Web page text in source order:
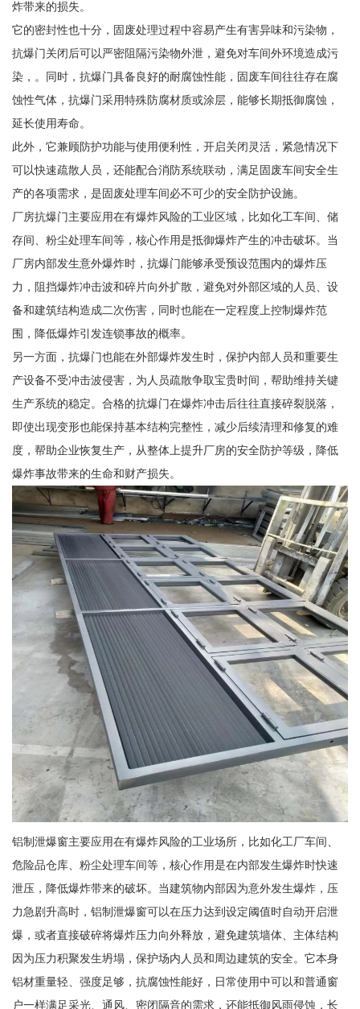
炸带来的损失。
它的密封性也十分，固废处理过程中容易产生有害异味和污染物，
抗爆门关闭后可以严密阻隔污染物外泄，避免对车间外环境造成污
染，。同时，抗爆门具备良好的耐腐蚀性能，固废车间往往存在腐
蚀性气体，抗爆门采用特殊防腐材质或涂层，能够长期抵御腐蚀，
延长使用寿命。
此外，它兼顾防护功能与使用便利性，开启关闭灵活，紧急情况下
可以快速疏散人员，还能配合消防系统联动，满足固废车间安全生
产的各项需求，是固废处理车间必不可少的安全防护设施。
厂房抗爆门主要应用在有爆炸风险的工业区域，比如化工车间、储
存间、粉尘处理车间等，核心作用是抵御爆炸产生的冲击破坏。当
厂房内部发生意外爆炸时，抗爆门能够承受预设范围内的爆炸压
力，阻挡爆炸冲击波和碎片向外扩散，避免对外部区域的人员、设
备和建筑结构造成二次伤害，同时也能在一定程度上控制爆炸范
围，降低爆炸引发连锁事故的概率。
另一方面，抗爆门也能在外部爆炸发生时，保护内部人员和重要生
产设备不受冲击波侵害，为人员疏散争取宝贵时间，帮助维持关键
生产系统的稳定。合格的抗爆门在爆炸冲击后往往直接碎裂脱落，
即使出现变形也能保持基本结构完整性，减少后续清理和修复的难
度，帮助企业恢复生产，从整体上提升厂房的安全防护等级，降低
爆炸事故带来的生命和财产损失。
铝制泄爆窗主要应用在有爆炸风险的工业场所，比如化工厂车间、
危险品仓库、粉尘处理车间等，核心作用是在内部发生爆炸时快速
泄压，降低爆炸带来的破坏。当建筑物内部因为意外发生爆炸，压
力急剧升高时，铝制泄爆窗可以在压力达到设定阈值时自动开启泄
爆，或者直接破碎将爆炸压力向外释放，避免建筑墙体、主体结构
因为压力积聚发生坍塌，保护场内人员和周边建筑的安全。它本身
铝材重量轻、强度足够，抗腐蚀性能好，日常使用中可以和普通窗
户一样满足采光、通风、密闭隔音的需求，还能抵御风雨侵蚀，长